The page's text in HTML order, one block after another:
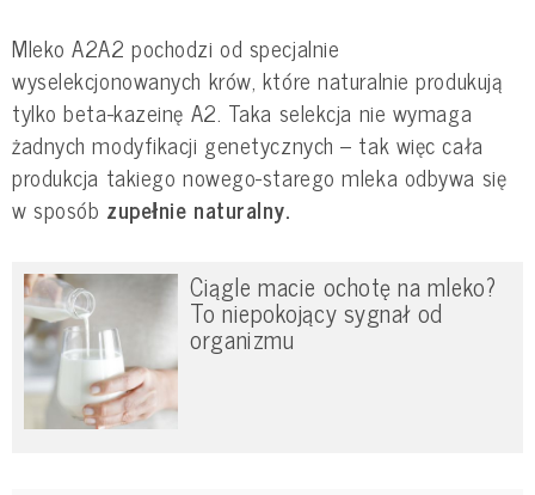
Mleko A2A2 pochodzi od specjalnie
wyselekcjonowanych krów, które naturalnie produkują
tylko beta-kazeinę A2. Taka selekcja nie wymaga
żadnych modyfikacji genetycznych – tak więc cała
produkcja takiego nowego-starego mleka odbywa się
w sposób zupełnie naturalny.
Ciągle macie ochotę na mleko?
To niepokojący sygnał od
organizmu